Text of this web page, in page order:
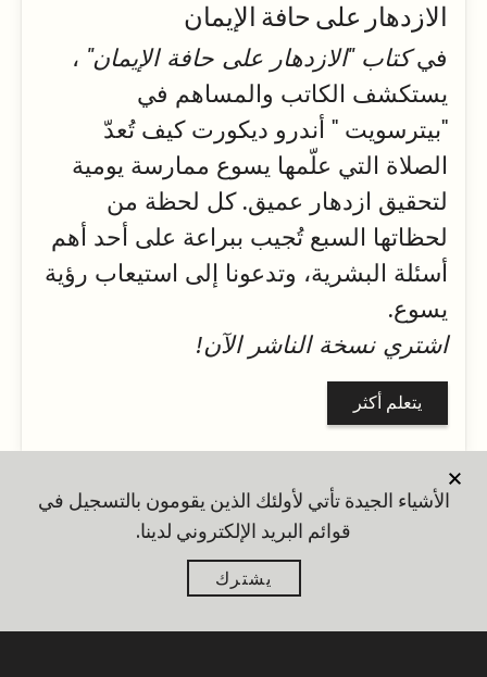
الازدهار على حافة الإيمان
فيكتاب "الازدهار على حافة الإيمان"،
يستكشف الكاتب والمساهم في
"بيترسويت" أندرو ديكورت كيف تُعدّ
الصلاة التي علّمها يسوع ممارسة يومية
لتحقيق ازدهار عميق. كل لحظة من
لحظاتها السبع تُجيب ببراعة على أحد أهم
أسئلة البشرية، وتدعونا إلى استيعاب رؤية
يسوع.
اشتري نسخة الناشر الآن!
يتعلم أكثر
الأشياء الجيدة تأتي لأولئك الذين يقومون بالتسجيل في
قوائم البريد الإلكتروني لدينا.
يشترك